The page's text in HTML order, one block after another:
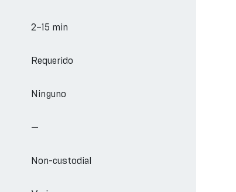
2–15 min
Requerido
Ninguno
—
Non-custodial